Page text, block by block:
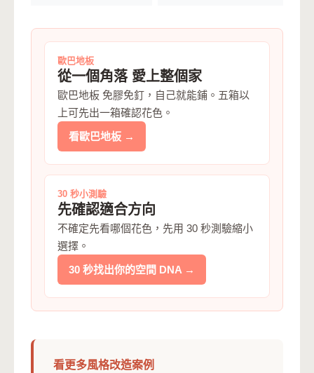
歐巴地板
從一個角落 愛上整個家
歐巴地板 免膠免釘，自己就能鋪。五箱以
上可先出一箱確認花色。
看歐巴地板 →
30 秒小測驗
先確認適合方向
不確定先看哪個花色，先用 30 秒測驗縮小
選擇。
30 秒找出你的空間 DNA →
看更多風格改造案例